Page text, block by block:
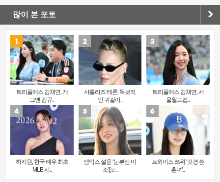
많이 본 포토
트리플에스 김채연, 개
그맨 김규..
샤를리즈 테론, 독보적
인 귀걸이..
트리플에스 김채연, 서
울월드컵..
하지원, 한국 배우 최초
MLB 시..
엔믹스 설윤 ‘눈부신 미
소’[포..
트와이스 쯔위 ‘갓경 쓴
훈녀’..